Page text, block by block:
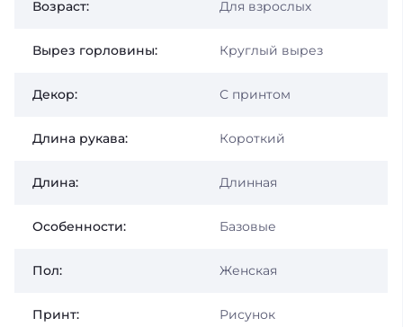
Возраст: Для взрослых
Вырез горловины: Круглый вырез
Декор: С принтом
Длина рукава: Короткий
Длина: Длинная
Особенности: Базовые
Пол: Женская
Принт: Рисунок